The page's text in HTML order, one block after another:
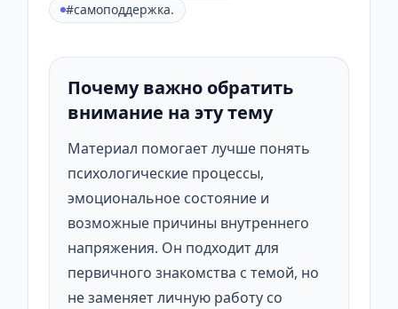
#самоподдержка.
Почему важно обратить
внимание на эту тему
Материал помогает лучше понять
психологические процессы,
эмоциональное состояние и
возможные причины внутреннего
напряжения. Он подходит для
первичного знакомства с темой, но
не заменяет личную работу со